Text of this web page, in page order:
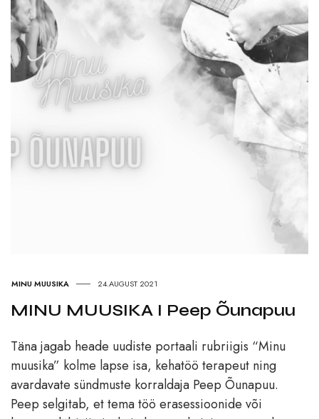
MINU MUUSIKA 24.AUGUST 2021
MINU MUUSIKA I Peep Õunapuu
Täna jagab heade uudiste portaali rubriigis “Minu
muusika” kolme lapse isa, kehatöö terapeut ning
avardavate sündmuste korraldaja Peep Õunapuu.
Peep selgitab, et tema töö erasessioonide või